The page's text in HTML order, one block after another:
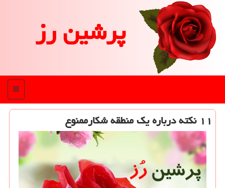
پرشین رز
منو
۱۱ نكته درباره یك منطقه شكارممنوع